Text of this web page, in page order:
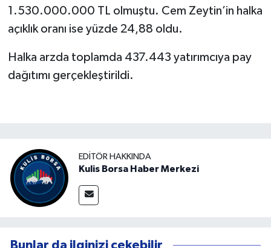
1.530.000.000 TL olmuştu. Cem Zeytin’in halka
açıklık oranı ise yüzde 24,88 oldu.
Halka arzda toplamda 437.443 yatırımcıya pay
dağıtımı gerçekleştirildi.
EDITÖR HAKKINDA
Kulis Borsa Haber Merkezi
Bunlar da ilginizi çekebilir